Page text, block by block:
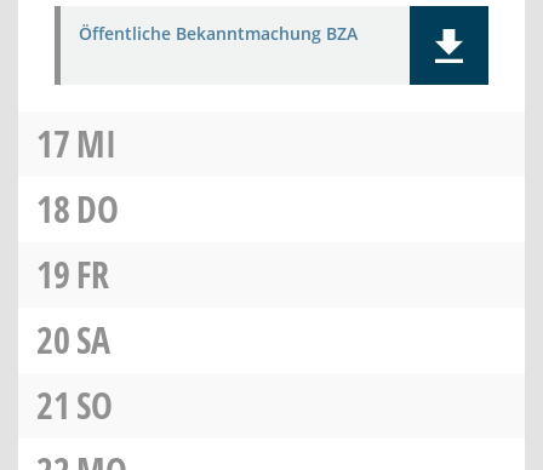
Öffentliche Bekanntmachung BZA
17MI
18DO
19FR
20SA
21 SO